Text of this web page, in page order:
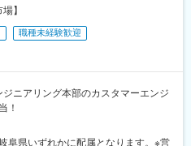
れるカーリース専門店『D-Plus』を
〉を目標にしております。
を受けながら、業務を覚えて頂きま
する業務を決めていくことを想定し
ただければと考えておりますのでご
ップシェアの約40％を誇ります。国
】
職種未経験歓迎
ジニアリング本部のカスタマーエンジ
！
阜県いずれかに配属となります。※営